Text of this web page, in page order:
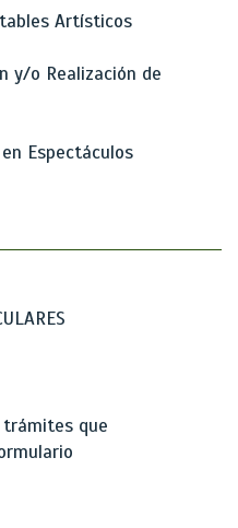
Artísticos
y/o Realización de
Espectáculos
trámites que